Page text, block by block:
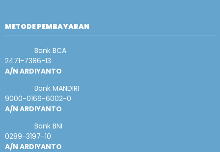
METODE PEMBAYARAN
Bank BCA
2471-7386-13
A/N ARDIYANTO
Bank MANDIRI
9000-0166-6002-0
A/N ARDIYANTO
Bank BNI
0289-3197-10
A/N ARDIYANTO